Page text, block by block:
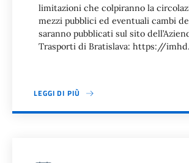
limitazioni che colpiranno la
mezzi pubblici ed eventuali cambi
saranno pubblicati sul sito
Trasporti di Bratislava: https://
LEGGI DI PIÙ